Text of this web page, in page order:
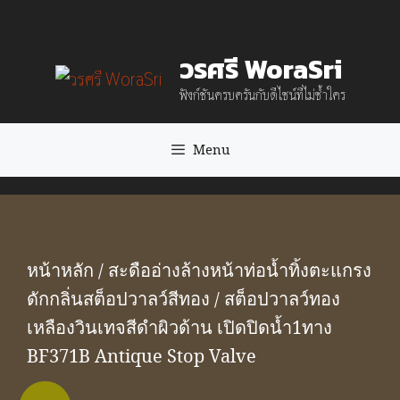
content
วรศรี WoraSri
ฟังก์ชันครบครันกับดีไซน์ที่ไม่ซ้ำใคร
Menu
หน้าหลัก / สะดืออ่างล้างหน้าท่อน้ำทิ้งตะแกรง
ดักกลิ่นสต็อปวาลว์สีทอง / สต็อปวาลว์ทอง
เหลืองวินเทจสีดำผิวด้าน เปิดปิดน้ำ1ทาง
BF371B Antique Stop Valve